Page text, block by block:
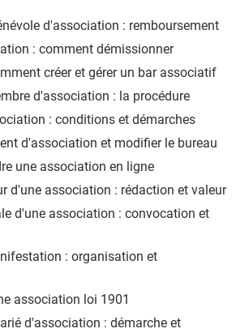
d'association : remboursement
: comment démissionner
créer et gérer un bar associatif
d'association : la procédure
: conditions et démarches
d'association et modifier le bureau
une association en ligne
d'une association : rédaction et valeur
d'une association : convocation et
: organisation et
association loi 1901
d'association : démarche et